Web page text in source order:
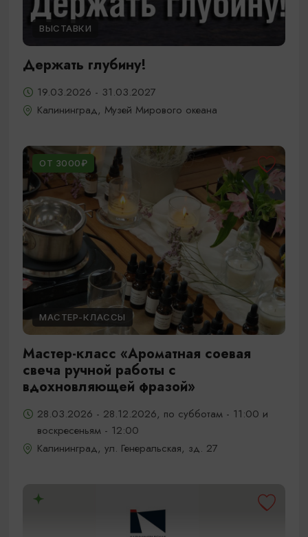
ВЫСТАВКИ
Держать глубину!
19.03.2026 - 31.03.2027
Калининград, Музей Мирового океана
ОТ 3000₽
МАСТЕР-КЛАССЫ
Мастер-класс «Ароматная соевая
свеча ручной работы с
вдохновляющей фразой»
28.03.2026 - 28.12.2026, по субботам - 11:00 и
воскресеньям - 12:00
Калининград, ул. Генеральская, зд. 27